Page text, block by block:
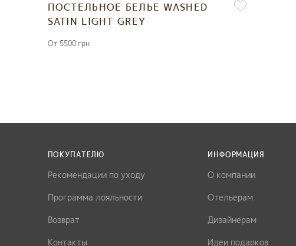
ПОСТЕЛЬНОЕ БЕЛЬЕ WASHED
SATIN LIGHT GREY
От 5500 грн
ПОКУПАТЕЛЮ
Рекомендации по уходу
Программа лояльности
Возврат
Контакты
ИНФОРМАЦИЯ
О компании
Отельерам
Дизайнерам
Идеи подарков